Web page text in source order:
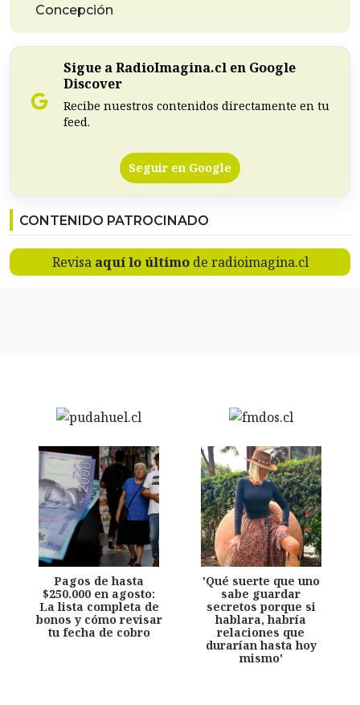
Concepción
Sigue a RadioImagina.cl en Google
Discover
Recibe nuestros contenidos directamente en tu
feed.
Seguir en Google
CONTENIDO PATROCINADO
Revisa aquí lo últimode radioimagina.cl
Pagos de hasta
$250.000 en agosto:
La lista completa de
bonos y cómo revisar
tu fecha de cobro
'Qué suerte que uno
sabe guardar
secretos porque si
hablara, habría
relaciones que
durarían hasta hoy
mismo'